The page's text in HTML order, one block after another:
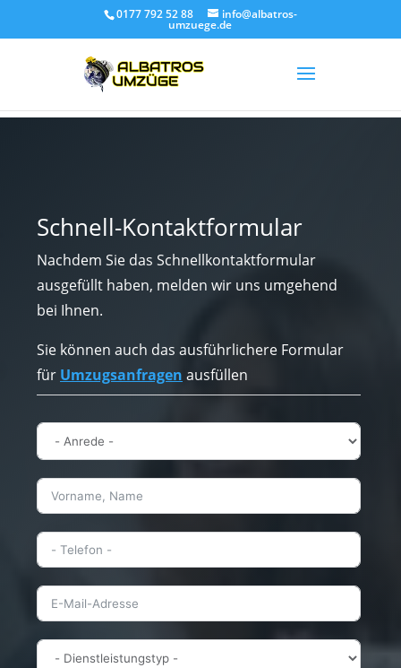
0177 792 52 88 info@albatros-
umzuege.de
Schnell-Kontaktformular
Nachdem Sie das Schnellkontaktformular
ausgefüllt haben, melden wir uns umgehend
bei Ihnen.
Sie können auch das ausführlichere Formular
für Umzugsanfragen ausfüllen